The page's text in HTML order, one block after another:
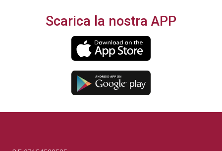
Scarica la nostra APP